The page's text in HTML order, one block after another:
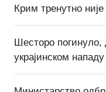
Крим тренутно
Шесторо погинуло,
украјинском